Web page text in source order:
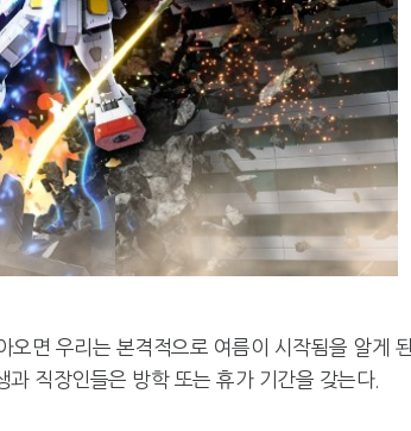
면 우리는 본격적으로 여름이 시작됨을 알게 된
직장인들은 방학 또는 휴가 기간을 갖는다.